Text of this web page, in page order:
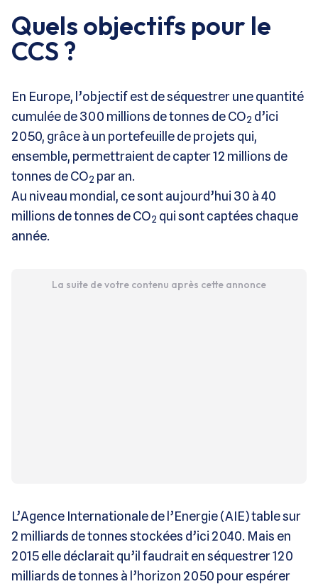
Quels objectifs pour le
CCS ?
En Europe, l’objectif est de séquestrer une quantité
cumulée de 300 millions de tonnes de CO2 d’ici
2050, grâce à un portefeuille de projets qui,
ensemble, permettraient de capter 12 millions de
tonnes de CO2 par an.
Au niveau mondial, ce sont aujourd’hui 30 à 40
millions de tonnes de CO2 qui sont captées chaque
année.
La suite de votre contenu après cette annonce
L’Agence Internationale de l’Energie (AIE) table sur
2 milliards de tonnes stockées d’ici 2040. Mais en
2015 elle déclarait qu’il faudrait en séquestrer 120
milliards de tonnes à l’horizon 2050 pour espérer